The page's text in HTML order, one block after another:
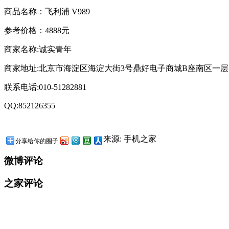
商品名称：飞利浦 V989
参考价格：4888元
商家名称:诚实青年
商家地址:北京市海淀区海淀大街3号鼎好电子商城B座南区一层
联系电话:010-51282881
QQ:852126355
分享给你的圈子 来源: 手机之家
微博评论
之家评论